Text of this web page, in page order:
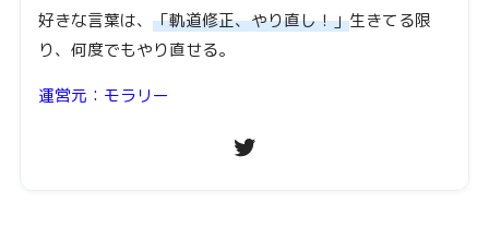
好きな言葉は、 「軌道修正、やり直し！」生きてる限
り、何度でもやり直せる。
運営元：モラリー